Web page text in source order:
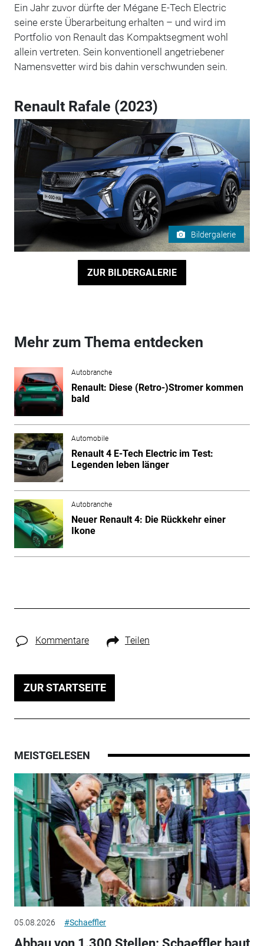
Ein Jahr zuvor dürfte der Mégane E-Tech Electric
seine erste Überarbeitung erhalten – und wird im
Portfolio von Renault das Kompaktsegment wohl
allein vertreten. Sein konventionell angetriebener
Namensvetter wird bis dahin verschwunden sein.
Renault Rafale (2023)
Bildergalerie
ZUR BILDERGALERIE
Mehr zum Thema entdecken
Autobranche
Renault: Diese (Retro-)Stromer kommen
bald
Automobile
Renault 4 E-Tech Electric im Test:
Legenden leben länger
Autobranche
Neuer Renault 4: Die Rückkehr einer
Ikone
Kommentare Teilen
ZUR STARTSEITE
MEISTGELESEN
05.08.2026 #Schaeffler